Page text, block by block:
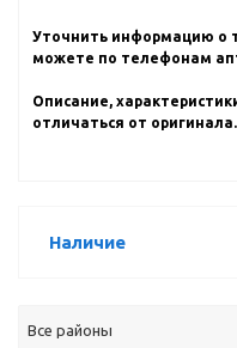
Уточнить информацию о
можете по телефонам
Описание,
отличаться от оригинала.
Наличие
Все районы